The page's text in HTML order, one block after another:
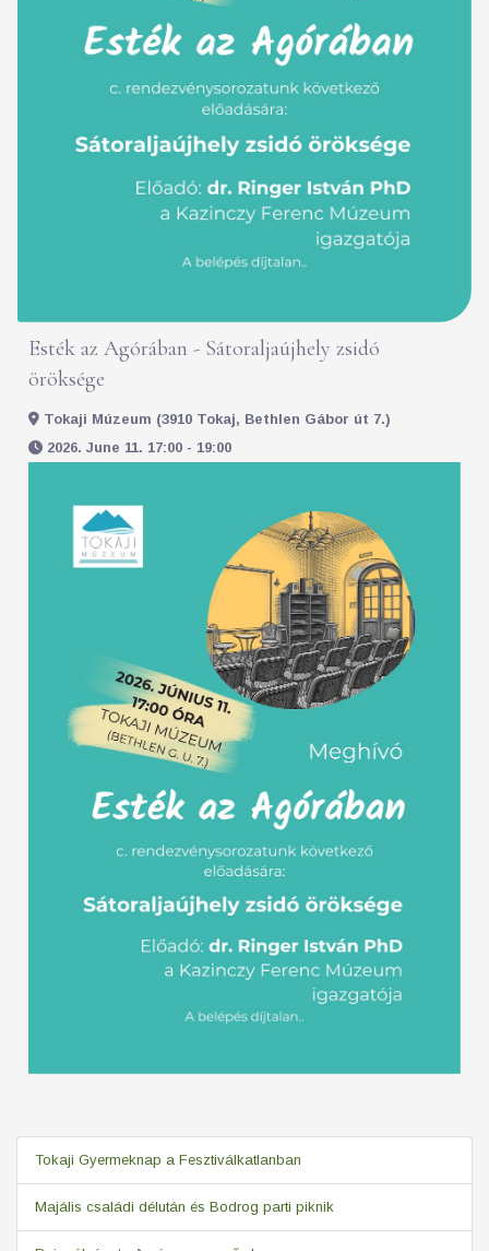
Esték az Agórában - Sátoraljaújhely zsidó
öröksége
Tokaji Múzeum (3910 Tokaj, Bethlen Gábor út 7.)
2026. June 11. 17:00 - 19:00
Tokaji Gyermeknap a Fesztiválkatlanban
Majális családi délután és Bodrog parti piknik